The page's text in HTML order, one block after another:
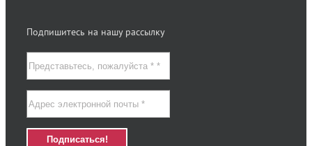
Подпишитесь на нашу рассылку